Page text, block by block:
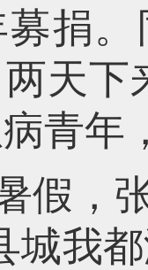
捐
天下
青年
假，
城我